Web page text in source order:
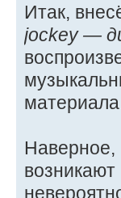
Итак,
jockey —
Наверное,